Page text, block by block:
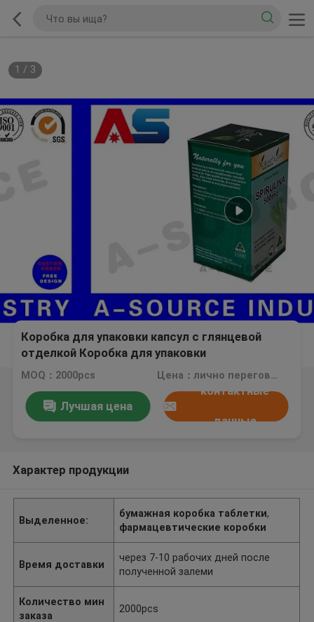
1 / 3
Коробка для упаковки капсул с глянцевой
отделкой Коробка для упаковки
лекарственных препаратов / Коробка из
лекарственной бумаги для бутылки с
таблетками
MOQ：2000pcs Цена：лично переговорить
Лучшая цена
контактные
данные
Характер продукции
Выделенное:
бумажная коробка таблетки,
фармацевтические коробки
Время доставки
через 7-10 рабочих дней после
полученной залеми
Количество мин
заказа
2000pcs